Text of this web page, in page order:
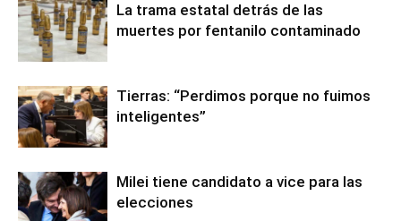
La trama estatal detrás de las
muertes por fentanilo contaminado
Tierras: “Perdimos porque no fuimos
inteligentes”
Milei tiene candidato a vice para las
elecciones